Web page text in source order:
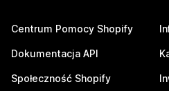
Centrum Pomocy Shopify
Dokumentacja API
Społeczność Shopify